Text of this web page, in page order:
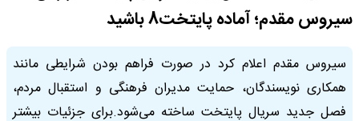
سیروس مقدم؛ آماده پایتخت8 باشید
سیروس مقدم اعلام کرد در صورت فراهم بودن شرایطی مانند
همکاری نویسندگان، حمایت مدیران فرهنگی و استقبال مردم،
فصل جدید سریال پایتخت ساخته می‌شود.برای جزئیات بیشتر